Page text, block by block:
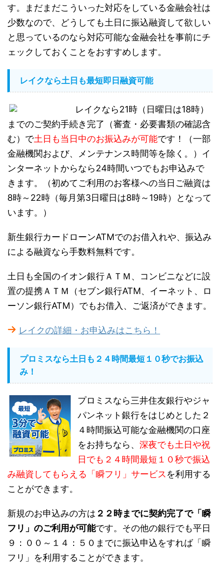
す。まだまだこういった対応をしている金融会社は
少数なので、どうしても土日に振込融資して欲しい
と思っているのなら対応可能な金融会社を事前にチ
ェックしておくことをおすすめします。
レイクなら土日も最短即日融資可能
レイクなら21時（日曜日は18時）
までのご契約手続き完了（審査・必要書類の確認含
む）で土日も当日中のお振込みが可能です！（一部
金融機関および、メンテナンス時間等を除く。）イ
ンターネットからなら24時間いつでもお申込みで
きます。（初めてご利用のお客様への当日ご融資は
8時～22時（毎月第3日曜日は8時～19時）となって
います。）
新生銀行カードローンATMでのお借入れや、振込み
による融資なら手数料無料です。
土日も全国のイオン銀行ＡＴＭ、コンビニなどに設
置の提携ＡＴＭ（セブン銀行ATM、イーネット、ロ
ーソン銀行ATM）でもお借入、ご返済ができます。
レイクの詳細・お申込みはこちら！
プロミスなら土日も２４時間最短１０秒でお振込
み！
プロミスなら三井住友銀行やジャ
パンネット銀行をはじめとした２
４時間振込可能な金融機関の口座
をお持ちなら、 深夜でも土日や祝
日でも２４時間最短１０秒で振込
み融資してもらえる「瞬フリ」サービス を利用する
ことができます。
新規のお申込みの方は ２２時までに契約完了で「瞬
フリ」のご利用が可能です。その他の銀行でも平日
９：００～１４：５０までに振込申込をすれば「瞬
フリ」を利用することができます。